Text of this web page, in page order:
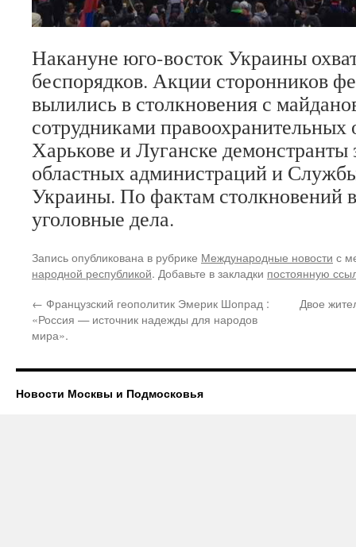
Накануне юго-восток Украины
беспорядков. Акции сторонников
вылились в столкновения с
сотрудниками
Харькове и Луганске демонстранты
областных администраций и
Украины. По фактам столкновений
уголовные дела.
Запись опубликована в рубрике Международные новости с
народной республикой. Добавьте в закладки постоянную
← Французский геополитик Эмерик Шопрад :
«Россия — источник надежды для народов
мира».
Двое
Новости Москвы и Подмосковья